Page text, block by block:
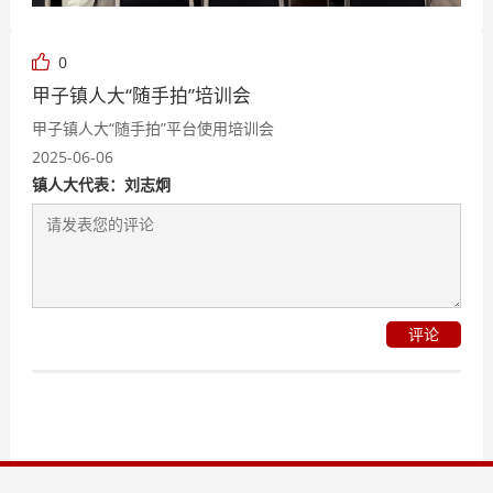
0
甲子镇人大“随手拍”培训会
甲子镇人大“随手拍”平台使用培训会
2025-06-06
镇人大代表：刘志炯
评论